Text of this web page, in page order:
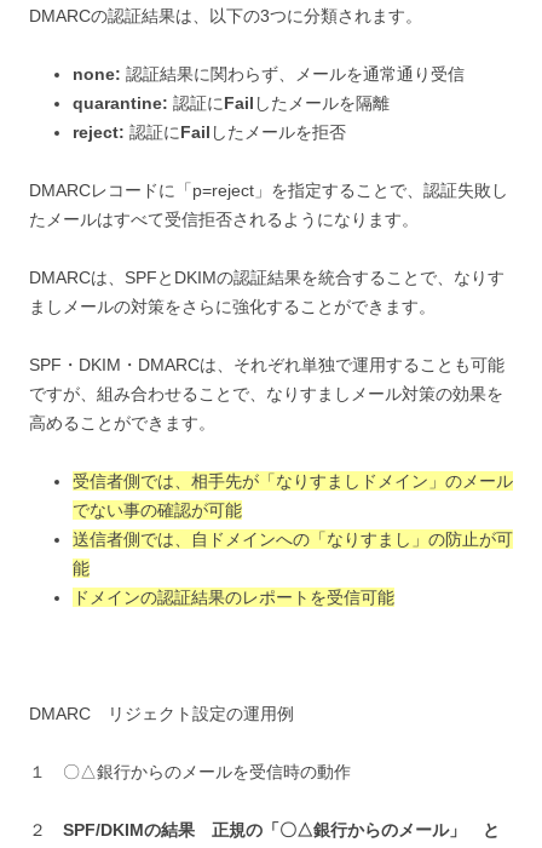
DMARCの認証結果は、以下の3つに分類されます。
none: 認証結果に関わらず、メールを通常通り受信
quarantine: 認証にFail したメールを隔離
reject: 認証にFail したメールを拒否
DMARCレコードに「p=reject」を指定することで、認証失敗し
たメールはすべて受信拒否されるようになります。
DMARCは、SPFとDKIMの認証結果を統合することで、なりす
ましメールの対策をさらに強化することができます。
SPF・DKIM・DMARCは、それぞれ単独で運用することも可能
ですが、組み合わせることで、なりすましメール対策の効果を
高めることができます。
受信者側では、相手先が「なりすましドメイン」のメール
でない事の確認が可能
送信者側では、自ドメインへの「なりすまし」の防止が可
能
ドメインの認証結果のレポートを受信可能
DMARC リジェクト設定の運用例
１ 〇△銀行からのメールを受信時の動作
２ SPF/DKIMの結果 正規の「〇△銀行からのメール」 と